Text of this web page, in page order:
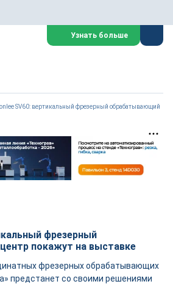
Узнать больше
SV60: вертикальный фрезерный обрабатывающий
фрезерный
покажут на выставке
фрезерных обрабатывающих
предстанет со своими решениями